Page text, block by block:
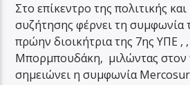
Στο επίκεντρο της πολιτικής
συζήτησης φέρνει τη συμφωνία
πρώην διοικήτρια της 7ης ΥΠΕ ,
Μπορμπουδάκη, μιλώντας στον
σημειώνει η συμφωνία